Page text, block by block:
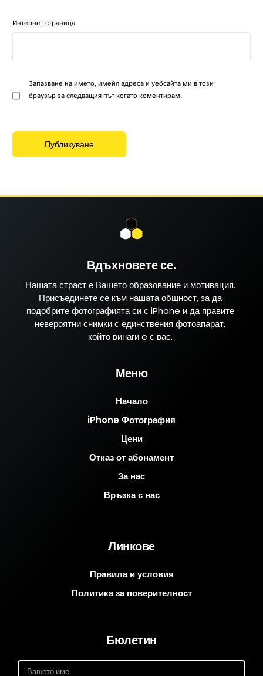
Интернет страница
Запазване на името, имейл адреса и уебсайта ми в този
браузър за следващия път когато коментирам.
Вдъхновете се.
Нашата страст е Вашето образование и мотивация.
Присъединете се към нашата общност, за да
подобрите фотографията си с iPhone и да правите
невероятни снимки с единствения фотоапарат,
който винаги e с вас.
Меню
Начало
iPhone Фотография
Цени
Отказ от абонамент
За нас
Връзка с нас
Линкове
Правила и условия
Политика за поверителност
Бюлетин